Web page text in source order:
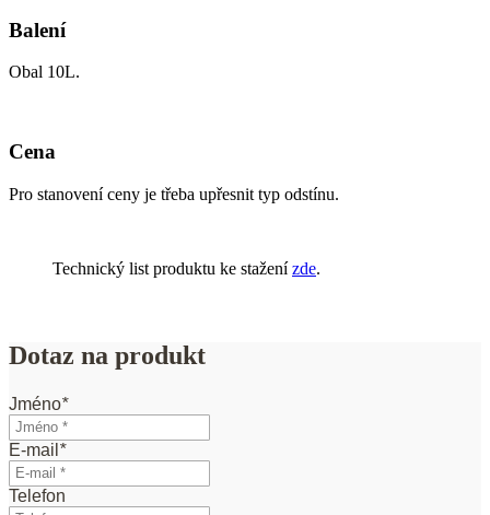
Balení
Obal 10L.
Cena
Pro stanovení ceny je třeba upřesnit typ odstínu.
Technický list produktu ke staženízde.
Dotaz na produkt
Jméno*
E-mail *
Telefon